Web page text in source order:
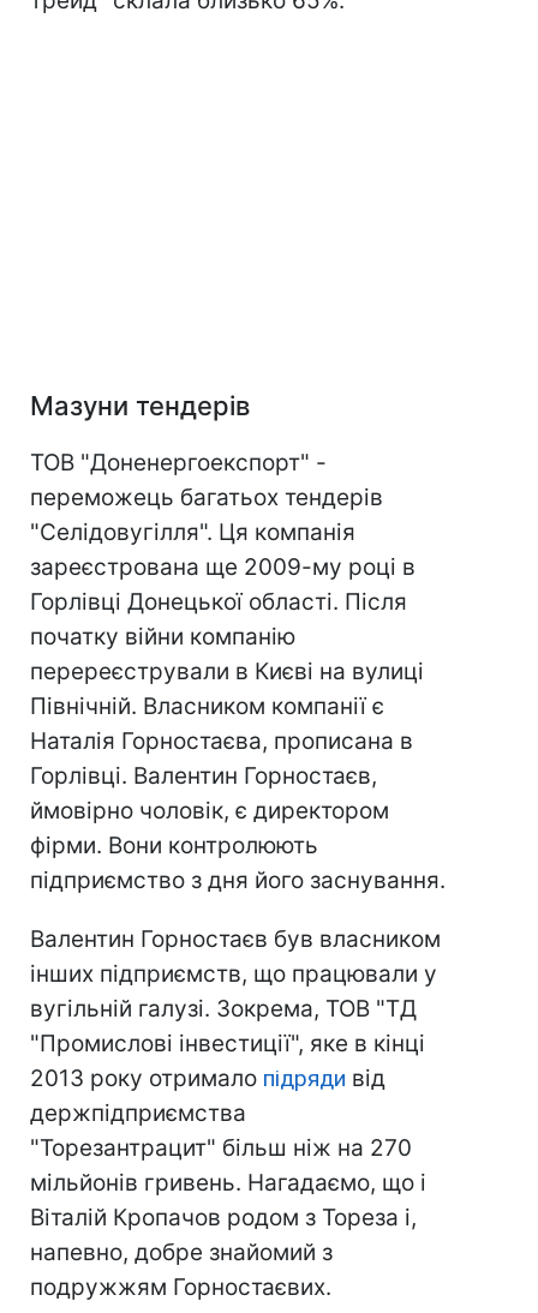
Мазуни тендерів
ТОВ "Доненергоекспорт" -
переможець багатьох тендерів
"Селідовугілля". Ця компанія
зареєстрована ще 2009-му році в
Горлівці Донецької області. Після
початку війни компанію
перереєстрували в Києві на вулиці
Північній. Власником компанії є
Наталія Горностаєва, прописана в
Горлівці. Валентин Горностаєв,
ймовірно чоловік, є директором
фірми. Вони контролюють
підприємство з дня його заснування.
Валентин Горностаєв був власником
інших підприємств, що працювали у
вугільній галузі. Зокрема, ТОВ "ТД
"Промислові інвестиції", яке в кінці
2013 року отримало підряди від
держпідприємства
"Торезантрацит" більш ніж на 270
мільйонів гривень. Нагадаємо, що і
Віталій Кропачов родом з Тореза і,
напевно, добре знайомий з
подружжям Горностаєвих.